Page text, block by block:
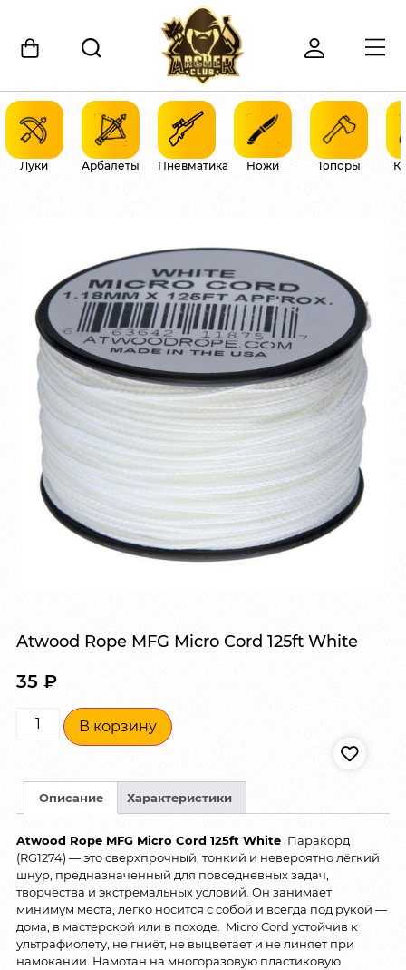
Луки Арбалеты Пневматика Ножи Топоры
Atwood Rope MFG Micro Cord 125ft White
35 ₽
В корзину
Описание Характеристики
Atwood Rope MFG Micro Cord 125ft White Паракорд
(RG1274) — это сверхпрочный, тонкий и невероятно лёгкий
шнур, предназначенный для повседневных задач,
творчества и экстремальных условий. Он занимает
минимум места, легко носится с собой и всегда под рукой —
дома, в мастерской или в походе. Micro Cord устойчив к
ультрафиолету, не гниёт, не выцветает и не линяет при
намокании. Намотан на многоразовую пластиковую